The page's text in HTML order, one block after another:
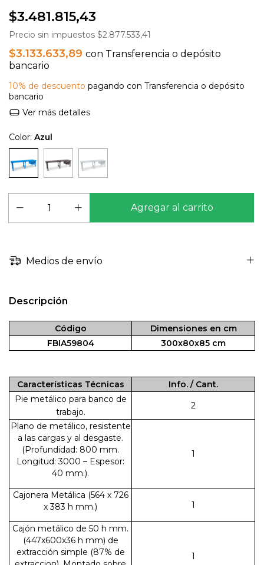
$3.481.815,43
Precio sin impuestos $2.877.533,41
$3.133.633,89 con Transferencia o depósito
bancario
10% de descuento pagando con Transferencia o depósito
bancario
Ver más detalles
Color: Azul
Medios de envío
Descripción
Código
Dimensiones en cm
FBIA59804
300x80x85 cm
Características Técnicas
Info. / Cant.
Pie metálico para banco de
trabajo.
2
Plano de metálico, resistente
a las cargas y al desgaste.
(Profundidad: 800 mm.
Longitud: 3000 – Espesor:
40 mm.).
1
Cajonera Metálica (564 x 726
x 383 h mm.)
1
Cajón metálico de 50 h mm.
(447x600x36 h mm) de
extracción simple (87% de
1